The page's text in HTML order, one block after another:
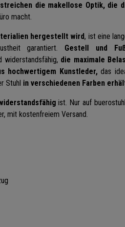
die makellose Optik, die
macht.
hergestellt wird, ist eine
garantiert. Gestell und
widerstandsfähig, die maximale
hochwertigem Kunstleder, das
Stuhl in verschiedenen Farben
ist. Nur auf
mit kostenfreiem Versand.